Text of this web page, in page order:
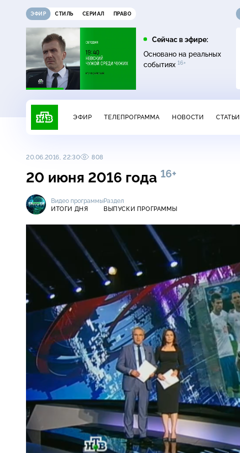
ЭФИР СТИЛЬ СЕРИАЛ ПРАВО
Сейчас в эфире:
Основано на реальных
событиях 16+
07:20
Главная дорога16+
08:00
Живая еда 12+
ЭФИР ТЕЛЕПРОГРАММА НОВОСТИ СТАТЬИ
20.06.2016, 22:30 808
20 июня 2016 года 16+
Видео программы
ИТОГИ ДНЯ
Раздел
ВЫПУСКИ ПРОГРАММЫ